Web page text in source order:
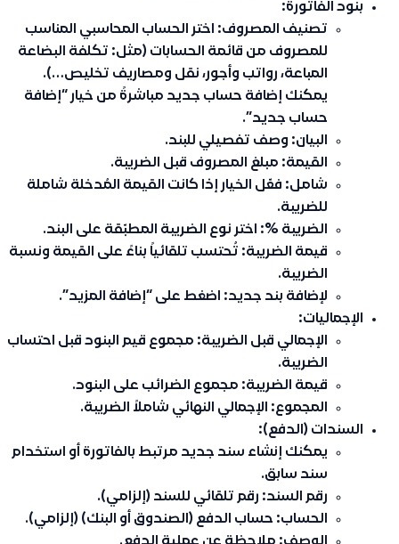
بنود الفاتورة:
تصنيف المصروف: اختر الحساب المحاسبي المناسب
للمصروف من قائمة الحسابات (مثل: تكلفة البضاعة
المباعة، رواتب وأجور، نقل ومصاريف تخليص…).
يمكنك إضافة حساب جديد مباشرةً من خيار “إضافة
حساب جديد”.
البيان: وصف تفصيلي للبند.
القيمة: مبلغ المصروف قبل الضريبة.
شامل: فعّل الخيار إذا كانت القيمة المُدخلة شاملة
للضريبة.
الضريبة %: اختر نوع الضريبة المطبّقة على البند.
قيمة الضريبة: تُحتسب تلقائياً بناءً على القيمة ونسبة
الضريبة.
لإضافة بند جديد: اضغط على “إضافة المزيد”.
الإجماليات:
الإجمالي قبل الضريبة: مجموع قيم البنود قبل احتساب
الضريبة.
قيمة الضريبة: مجموع الضرائب على البنود.
المجموع: الإجمالي النهائي شاملاً الضريبة.
السندات (الدفع):
يمكنك إنشاء سند جديد مرتبط بالفاتورة أو استخدام
سند سابق.
رقم السند: رقم تلقائي للسند (إلزامي).
الحساب: حساب الدفع (الصندوق أو البنك) (إلزامي).